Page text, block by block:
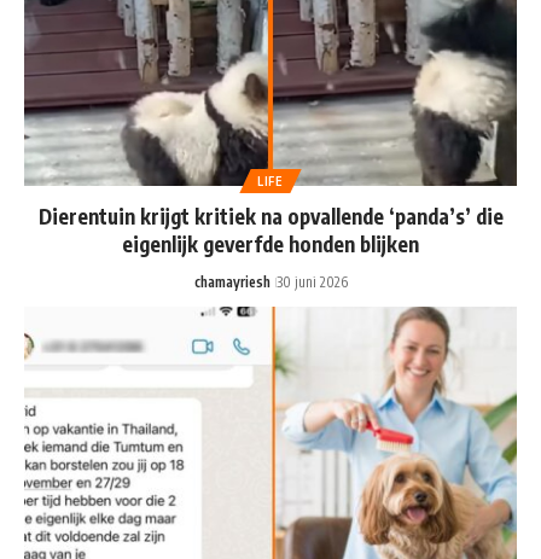
LIFE
Dierentuin krijgt kritiek na opvallende ‘panda’s’ die
eigenlijk geverfde honden blijken
chamayriesh 30 juni 2026